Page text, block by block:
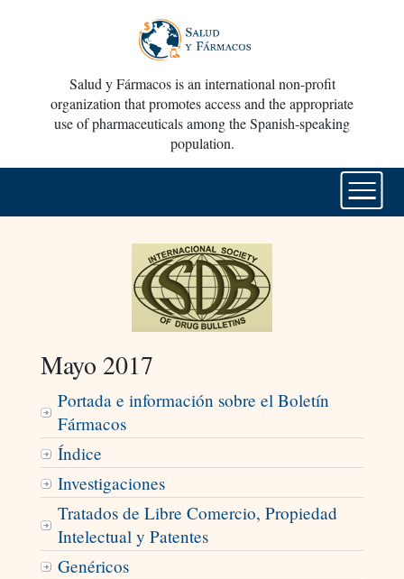
Salud y Fármacos is an international non-profit
organization that promotes access and the appropriate
use of pharmaceuticals among the Spanish-speaking
population.
Mayo 2017
Portada e información sobre el Boletín
Fármacos
Índice
Investigaciones
Tratados de Libre Comercio, Propiedad
Intelectual y Patentes
Genéricos